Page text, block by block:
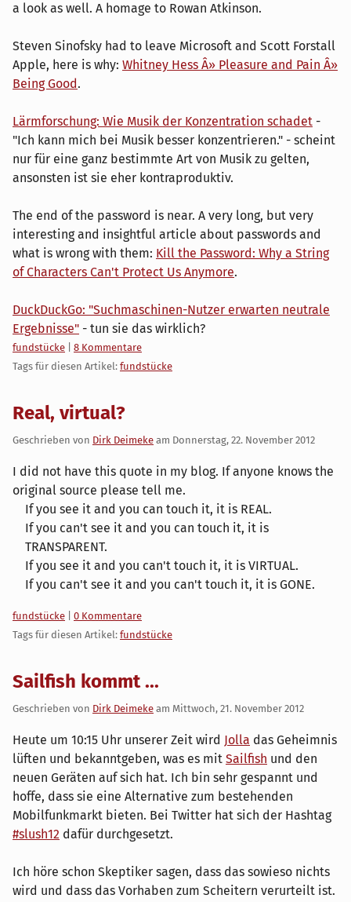
a look as well. A homage to Rowan Atkinson.
Steven Sinofsky had to leave Microsoft and Scott Forstall
Apple, here is why: Whitney Hess Â» Pleasure and Pain Â»
Being Good .
Lärmforschung: Wie Musik der Konzentration schadet -
"Ich kann mich bei Musik besser konzentrieren." - scheint
nur für eine ganz bestimmte Art von Musik zu gelten,
ansonsten ist sie eher kontraproduktiv.
The end of the password is near. A very long, but very
interesting and insightful article about passwords and
what is wrong with them: Kill the Password: Why a String
of Characters Can't Protect Us Anymore.
DuckDuckGo: "Suchmaschinen-Nutzer erwarten neutrale
Ergebnisse" - tun sie das wirklich?
Kategorien:
fundstücke
8 Kommentare
Tags für diesen Artikel: fundstücke
Real, virtual?
Geschrieben von Dirk Deimeke am Donnerstag, 22. November 2012
I did not have this quote in my blog. If anyone knows the
original source please tell me.
If you see it and you can touch it, it is REAL.
If you can't see it and you can touch it, it is
TRANSPARENT.
If you see it and you can't touch it, it is VIRTUAL.
If you can't see it and you can't touch it, it is GONE.
Kategorien:
fundstücke
0 Kommentare
Tags für diesen Artikel: fundstücke
Sailfish kommt ...
Geschrieben von Dirk Deimeke am Mittwoch, 21. November 2012
Heute um 10:15 Uhr unserer Zeit wird Jolla das Geheimnis
lüften und bekanntgeben, was es mit Sailfish und den
neuen Geräten auf sich hat. Ich bin sehr gespannt und
hoffe, dass sie eine Alternative zum bestehenden
Mobilfunkmarkt bieten. Bei Twitter hat sich der Hashtag
#slush12 dafür durchgesetzt.
Ich höre schon Skeptiker sagen, dass das sowieso nichts
wird und dass das Vorhaben zum Scheitern verurteilt ist.